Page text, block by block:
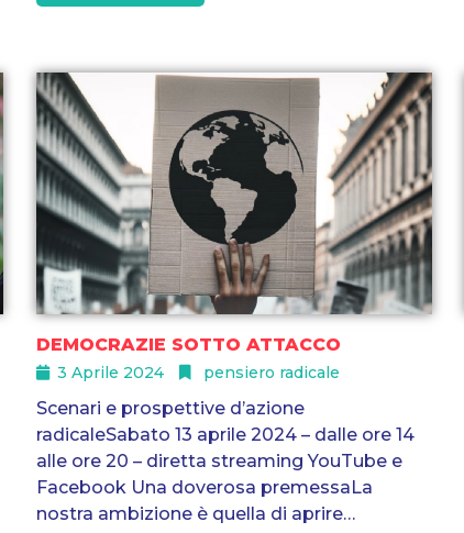
DEMOCRAZIE SOTTO ATTACCO
3 Aprile 2024 pensiero radicale
Scenari e prospettive d’azione
radicaleSabato 13 aprile 2024 – dalle ore 14
alle ore 20 – diretta streaming YouTube e
Facebook Una doverosa premessaLa
nostra ambizione è quella di aprire…